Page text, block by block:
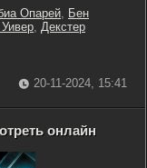
Опарей, Бен
, Декстер
20-11-2024, 15:41
онлайн